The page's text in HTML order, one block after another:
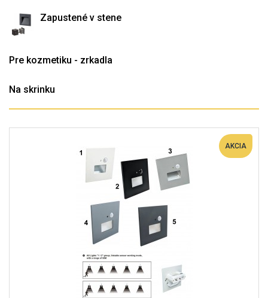
Zapustené v stene
Pre kozmetiku - zrkadla
Na skrinku
AKCIA